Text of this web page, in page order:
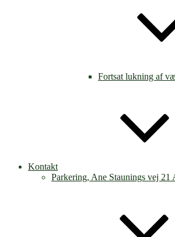
Fortsat lukning af
Kontakt
Parkering, Ane Staunings vej 21